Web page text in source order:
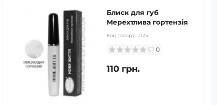
Блиск для губ
Мерехтлива гортензія
Код товару: 7125
0
110 грн.